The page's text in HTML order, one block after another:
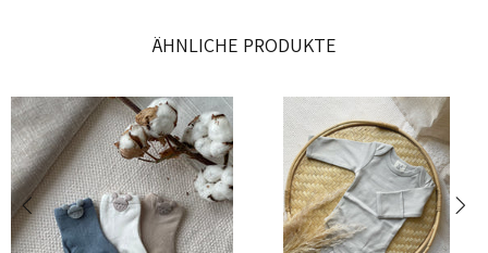
ÄHNLICHE PRODUKTE